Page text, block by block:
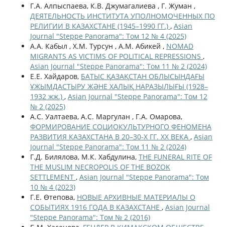
Г.А. Алпыспаева, К.В. Джумагалиева , Г. Жуман ,
ДЕЯТЕЛЬНОСТЬ ИНСТИТУТА УПОЛНОМОЧЕННЫХ ПО
РЕЛИГИИ В КАЗАХСТАНЕ (1945–1990 ГГ.) , Asian
Journal "Steppe Panorama": Том 12 № 4 (2025)
А.А. Кабыл , Х.М. Турсун , А.М. Абикей , NOMAD
MIGRANTS AS VICTIMS OF POLITICAL REPRESSIONS ,
Asian Journal "Steppe Panorama": Том 11 № 2 (2024)
Е.Е. Хайдаров, БАТЫС ҚАЗАҚСТАН ОБЛЫСЫНДАҒЫ
ҰЖЫМДАСТЫРУ ЖӘНЕ ХАЛЫҚ НАРАЗЫЛЫҒЫ (1928–
1932 жж.) , Asian Journal "Steppe Panorama": Том 12
№ 2 (2025)
А.С. Уалтаева, А.С. Маргулан , Г.А. Омарова,
ФОРМИРОВАНИЕ СОЦИОКУЛЬТУРНОГО ФЕНОМЕНА
РАЗВИТИЯ КАЗАХСТАНА В 20–30-Х ГГ. XX ВЕКА , Asian
Journal "Steppe Panorama": Том 11 № 2 (2024)
Г.Д. Билялова, М.К. Хабдулина, THE FUNERAL RITE OF
THE MUSLIM NECROPOLIS OF THE BOZOK
SETTLEMENT , Asian Journal "Steppe Panorama": Том
10 № 4 (2023)
Г.Е. Өтепова, НОВЫЕ АРХИВНЫЕ МАТЕРИАЛЫ О
СОБЫТИЯХ 1916 ГОДА В КАЗАХСТАНЕ , Asian Journal
"Steppe Panorama": Том № 2 (2016)